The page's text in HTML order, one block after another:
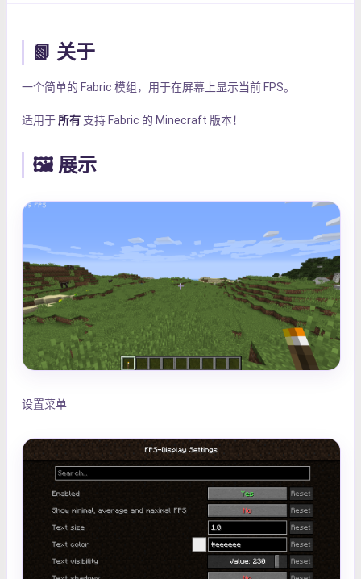
📗 关于
一个简单的 Fabric 模组，用于在屏幕上显示当前 FPS。
适用于 所有 支持 Fabric 的 Minecraft 版本！
🖼️ 展示
设置菜单